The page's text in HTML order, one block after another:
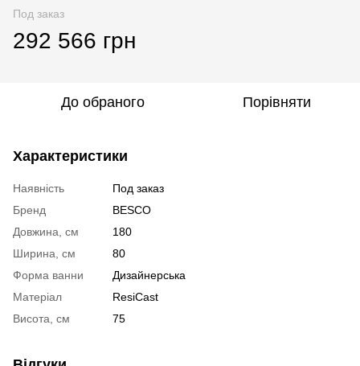
Под заказ
292 566 грн
До обраного Порівняти
Характеристики
Наявність
Под заказ
Бренд
BESCO
Довжина, см
180
Ширина, см
80
Форма ванни
Дизайнерська
Матеріал
ResiCast
Висота, см
75